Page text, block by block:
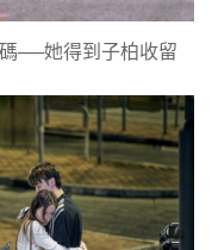
──她得到子柏收留